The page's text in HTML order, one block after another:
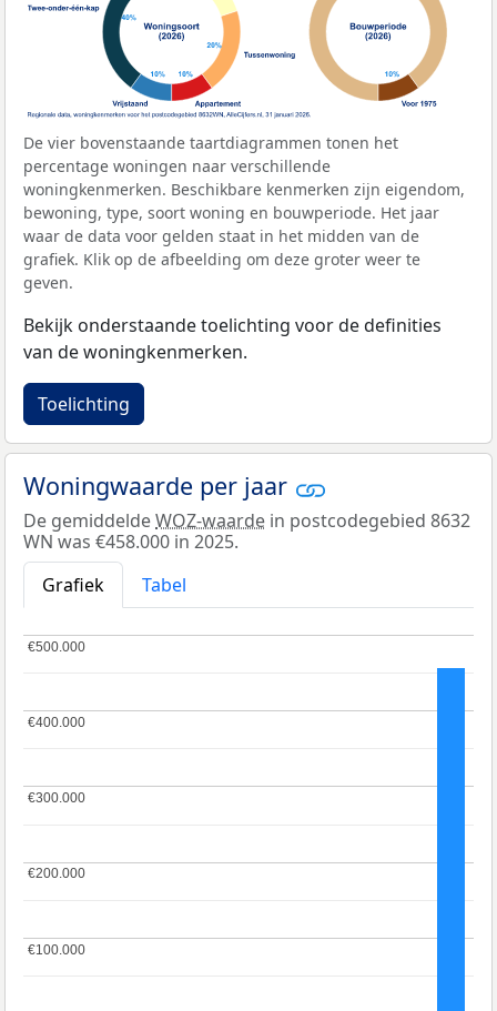
De vier bovenstaande taartdiagrammen tonen het
percentage woningen naar verschillende
woningkenmerken. Beschikbare kenmerken zijn eigendom,
bewoning, type, soort woning en bouwperiode. Het jaar
waar de data voor gelden staat in het midden van de
grafiek. Klik op de afbeelding om deze groter weer te
geven.
Bekijk onderstaande toelichting voor de definities
van de woningkenmerken.
Toelichting
Woningwaarde per jaar
De gemiddeldeWOZ-waarde in postcodegebied 8632
WN was €458.000 in 2025.
Grafiek
Tabel
€100.000
€100.000
€200.000
€200.000
€300.000
€300.000
€400.000
€400.000
€500.000
€500.000